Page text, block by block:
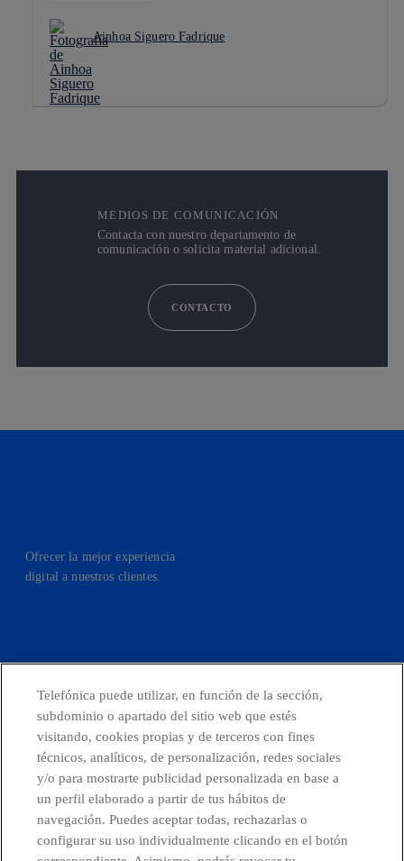
Ainhoa Siguero Fadrique
MEDIOS DE COMUNICACIÓN
Contacta con nuestro departamento de
comunicación o solicita material adicional.
CONTACTO
Ofrecer la mejor experiencia
digital a nuestros clientes.
facebook linkedin twitter instagram youtube
CONTACTO
Telefónica en redes sociales
Telefónica puede utilizar, en función de la sección,
subdominio o apartado del sitio web que estés
visitando, cookies propias y de terceros con fines
técnicos, analíticos, de personalización, redes sociales
y/o para mostrarte publicidad personalizada en base a
un perfil elaborado a partir de tus hábitos de
navegación. Puedes aceptar todas, rechazarlas o
configurar su uso individualmente clicando en el botón